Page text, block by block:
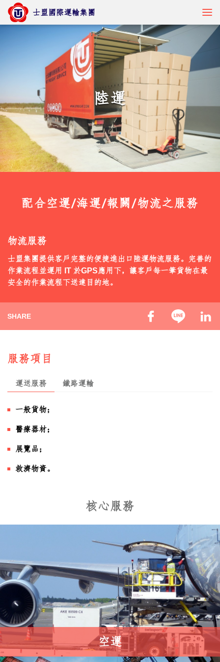
士盟國際運輸集團
貨物追蹤
核心服務
產業解決方案
最新訊息
人才招募
繁中
陸運
配合空運/海運/報關/物流之服務
物流服務
士盟集團提供客戶完整的便捷進出口陸運物流服務。完善的
作業流程並運用 IT 於GPS應用下，讓客戶每一筆貨物在最
安全的作業流程下送達目的地。
SHARE
服務項目
運送服務 鐵路運輸
一般貨物；
醫療器材；
展覽品；
救濟物資。
伯利亞大道和新絲綢之路，節省時間，降低成本,如果您需
核心服務
空運